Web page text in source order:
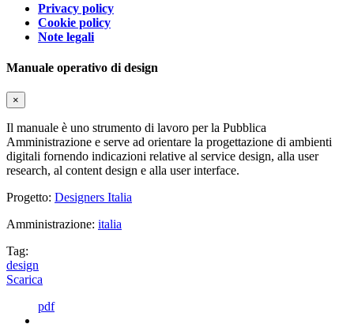
Privacy policy
Cookie policy
Note legali
Manuale operativo di design
×
Il manuale è uno strumento di lavoro per la Pubblica
Amministrazione e serve ad orientare la progettazione di ambienti
digitali fornendo indicazioni relative al service design, alla user
research, al content design e alla user interface.
Progetto: Designers Italia
Amministrazione: italia
Tag:
design
Scarica
pdf